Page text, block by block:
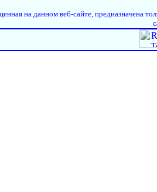
на данном веб-сайте, предназначена